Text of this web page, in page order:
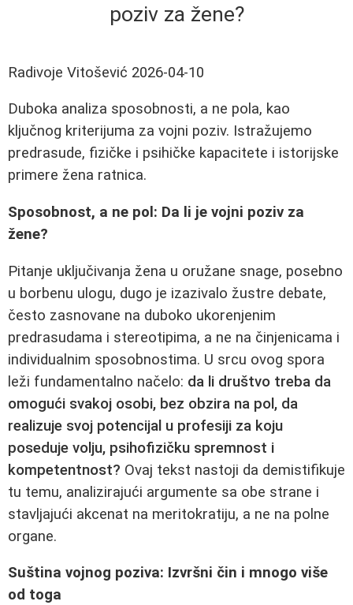
poziv za žene?
Radivoje Vitošević 2026-04-10
Duboka analiza sposobnosti, a ne pola, kao
ključnog kriterijuma za vojni poziv. Istražujemo
predrasude, fizičke i psihičke kapacitete i istorijske
primere žena ratnica.
Sposobnost, a ne pol: Da li je vojni poziv za
žene?
Pitanje uključivanja žena u oružane snage, posebno
u borbenu ulogu, dugo je izazivalo žustre debate,
često zasnovane na duboko ukorenjenim
predrasudama i stereotipima, a ne na činjenicama i
individualnim sposobnostima. U srcu ovog spora
leži fundamentalno načelo: da li društvo treba da
omogući svakoj osobi, bez obzira na pol, da
realizuje svoj potencijal u profesiji za koju
poseduje volju, psihofizičku spremnost i
kompetentnost? Ovaj tekst nastoji da demistifikuje
tu temu, analizirajući argumente sa obe strane i
stavljajući akcenat na meritokratiju, a ne na polne
organe.
Suština vojnog poziva: Izvršni čin i mnogo više
od toga